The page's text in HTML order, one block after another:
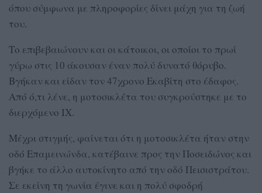
όπου σύμφωνα με πληροφορίες δίνει μάχη για τη ζωή
του.
Το επιβεβαιώνουν και οι κάτοικοι, οι οποίοι το πρωί
γύρω στις 10 άκουσαν έναν πολύ δυνατό θόρυβο.
Βγήκαν και είδαν τον 47χρονο Εκαβίτη στο έδαφος.
Από ό,τι λένε, η μοτοσικλέτα του συγκρούστηκε με το
διερχόμενο ΙΧ.
Μέχρι στιγμής, φαίνεται ότι η μοτοσικλέτα ήταν στην
οδό Επαμεινώνδα, κατέβαινε προς την Ποσειδώνος και
βγήκε το άλλο αυτοκίνητο από την οδό Πεισιστράτου.
Σε εκείνη τη γωνία έγινε και η πολύ σφοδρή